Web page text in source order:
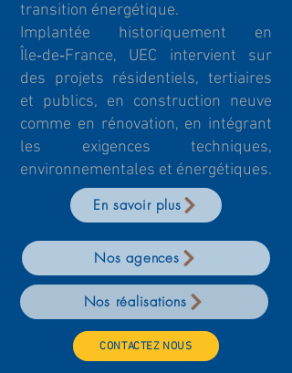
transition énergétique.
Implantée historiquement en
Île‑de‑France, UEC intervient sur
des projets résidentiels, tertiaires
et publics, en construction neuve
comme en rénovation, en intégrant
les exigences techniques,
environnementales et énergétiques.
En savoir plus
Nos agences
Nos réalisations
CONTACTEZ NOUS